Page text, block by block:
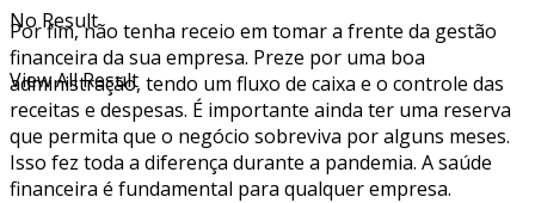
No Result
View All Result
Por fim, não tenha receio em tomar a frente da gestão
financeira da sua empresa. Preze por uma boa
administração, tendo um fluxo de caixa e o controle das
receitas e despesas. É importante ainda ter uma reserva
que permita que o negócio sobreviva por alguns meses.
Isso fez toda a diferença durante a pandemia. A saúde
financeira é fundamental para qualquer empresa.